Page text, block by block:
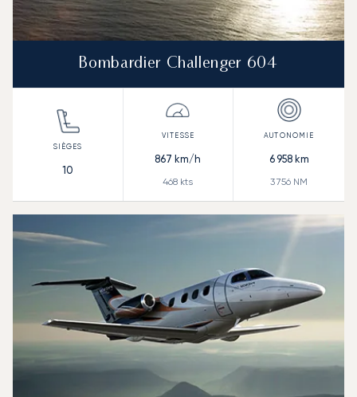
Bombardier Challenger 604
10
867 km/h
468 kts
6 958km
3 756 NM